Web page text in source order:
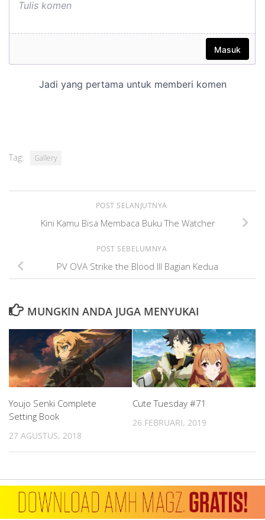
Tag: Gallery
POST SELANJUTNYA
Kini Kamu Bisa Membaca Buku The Watcher
POST SEBELUMNYA
PV OVA Strike the Blood III Bagian Kedua
MUNGKIN ANDA JUGA MENYUKAI
Youjo Senki Complete
Setting Book
27 AGUSTUS, 2018
Cute Tuesday #71
26 FEBRUARI, 2019